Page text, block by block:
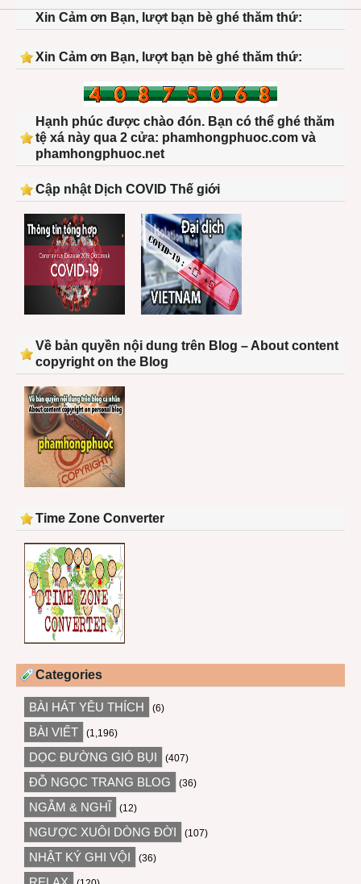
Xin Cảm ơn Bạn, lượt bạn bè ghé thăm thứ:
Xin Cảm ơn Bạn, lượt bạn bè ghé thăm thứ:
Hạnh phúc được chào đón. Bạn có thể ghé thăm
tệ xá này qua 2 cửa: phamhongphuoc.com và
phamhongphuoc.net
Cập nhật Dịch COVID Thế giới
Về bản quyền nội dung trên Blog – About content
copyright on the Blog
Time Zone Converter
Categories
BÀI HÁT YÊU THÍCH (6)
BÀI VIẾT (1,196)
DỌC ĐƯỜNG GIÓ BỤI (407)
ĐỖ NGỌC TRANG BLOG (36)
NGẪM & NGHĨ (12)
NGƯỢC XUÔI DÒNG ĐỜI (107)
NHẬT KÝ GHI VỘI (36)